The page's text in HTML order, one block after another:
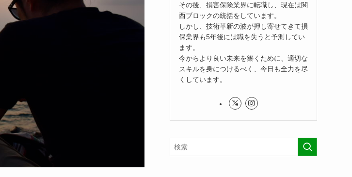
その後、損害保険業界に転職し、現在は関
西ブロックの統括をしています。
しかし、技術革新の波が押し寄せてきて損
保業界も5年後には職を失うと予測してい
ます。
今からより良い未来を築くために、適切な
スキルを身につけるべく、今日も全力を尽
くしています。